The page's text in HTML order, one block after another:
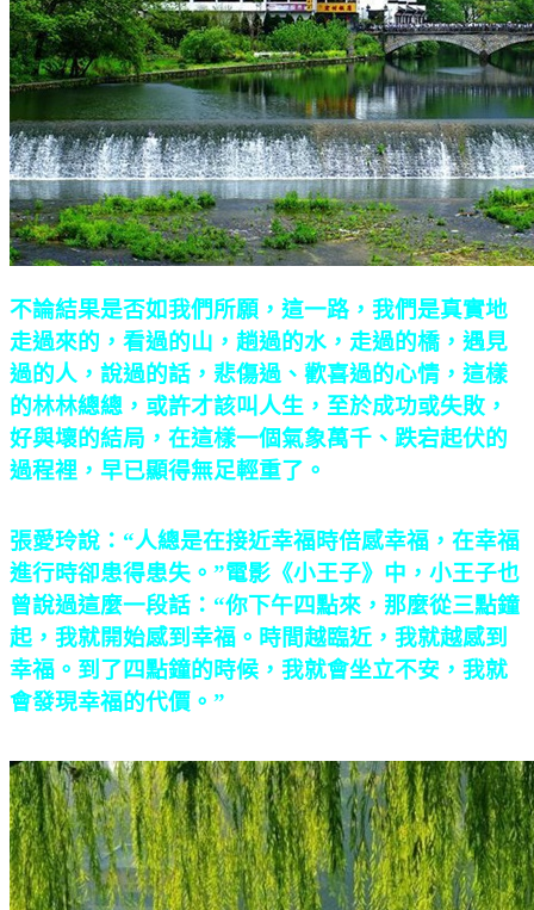
不論結果是否如我們所願，這一路，我們是真實地
走過來的，看過的山，趟過的水，走過的橋，遇見
過的人，說過的話，悲傷過、歡喜過的心情，這樣
的林林總總，或許才該叫人生，至於成功或失敗，
好與壞的結局，在這樣一個氣象萬千、跌宕起伏的
過程裡，早已顯得無足輕重了。
張愛玲說：“人總是在接近幸福時倍感幸福，在幸福
進行時卻患得患失。”電影《小王子》中，小王子也
曾說過這麼一段話：“你下午四點來，那麼從三點鐘
起，我就開始感到幸福。時間越臨近，我就越感到
幸福。到了四點鐘的時候，我就會坐立不安，我就
會發現幸福的代價。”